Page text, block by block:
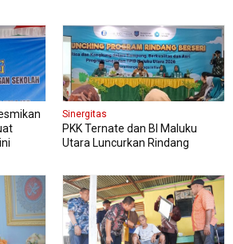
Sinergitas
PKK Ternate dan BI Maluku
Utara Luncurkan Rindang